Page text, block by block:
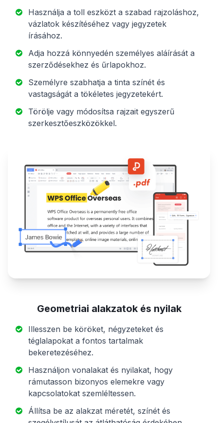
Használja a toll eszközt a szabad rajzoláshoz,
vázlatok készítéséhez vagy jegyzetek
írásához.
Adja hozzá könnyedén személyes aláírását a
szerződésekhez és űrlapokhoz.
Személyre szabhatja a tinta színét és
vastagságát a tökéletes jegyzetekért.
Törölje vagy módosítsa rajzait egyszerű
szerkesztőeszközökkel.
Geometriai alakzatok és nyilak
Illesszen be köröket, négyzeteket és
téglalapokat a fontos tartalmak
bekeretezéséhez.
Használjon vonalakat és nyilakat, hogy
rámutasson bizonyos elemekre vagy
kapcsolatokat szemléltessen.
Állítsa be az alakzat méretét, színét és